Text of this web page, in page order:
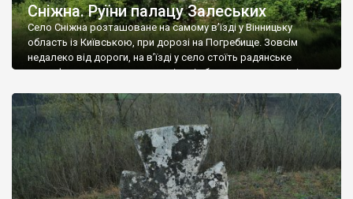
Сніжна. Руїни палацу Залеських
Село Сніжна розташоване на самому в’їзді у Вінницьку
область із Київською, при дорозі на Погребище. Зовсім
недалеко від дороги, на в’їзді у село стоїть радянське
рельєфне пано, яке показує жінку і яблуню, а трохи далі, десь
не видно, але видно дві стареньких колії у траві – […]